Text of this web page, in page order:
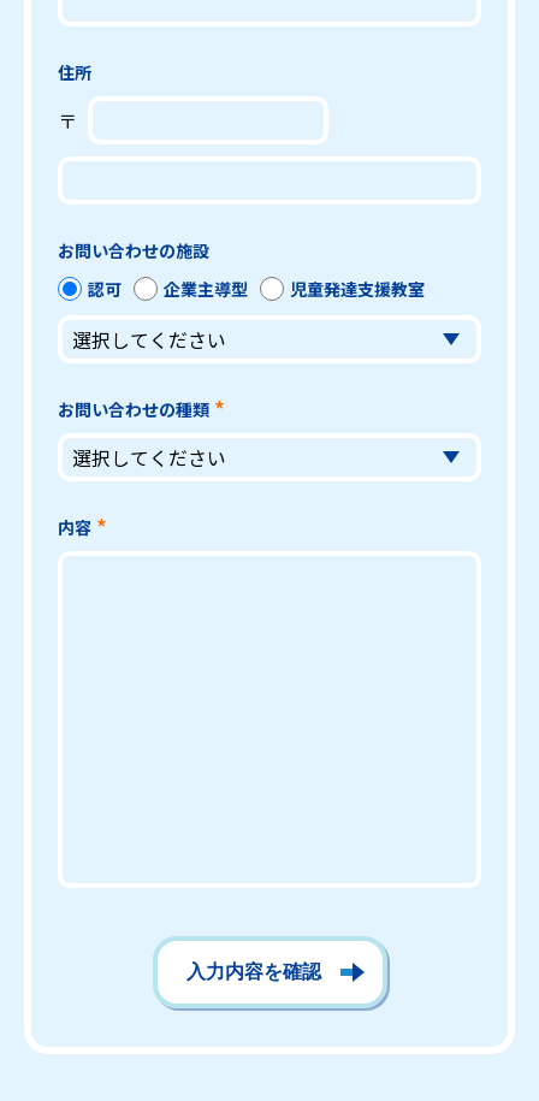
住所
〒
お問い合わせの施設
認可
企業主導型 児童発達支援教室
お問い合わせの種類
内容
入力内容を確認